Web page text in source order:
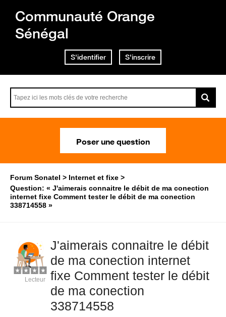
Communauté Orange
Sénégal
S'identifier S'inscrire
Poser une question
Forum Sonatel
Internet et fixe
Question: « J'aimerais connaitre le débit de ma conection
internet fixe Comment tester le débit de ma conection
338714558 »
J'aimerais connaitre le débit
de ma conection internet
fixe Comment tester le débit
de ma conection
338714558
Lecteur